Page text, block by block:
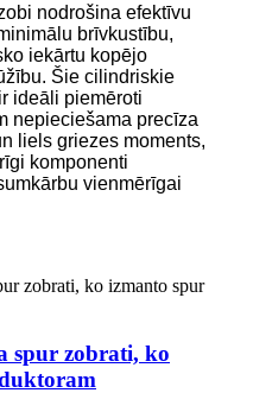
nodrošina efektīvu
brīvkustību,
iekārtu kopējo
Šie cilindriskie
ideāli piemēroti
nepieciešama precīza
liels griezes moments,
komponenti
vienmērīgai
spur zobrati, ko